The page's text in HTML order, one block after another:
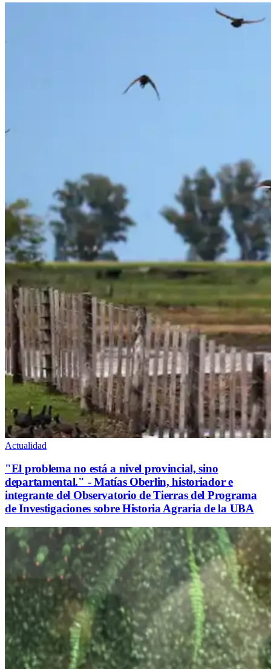
Actualidad
"El problema no está a nivel provincial, sino
departamental." - Matías Oberlin, historiador e
integrante del Observatorio de Tierras del Programa
de Investigaciones sobre Historia Agraria de la UBA